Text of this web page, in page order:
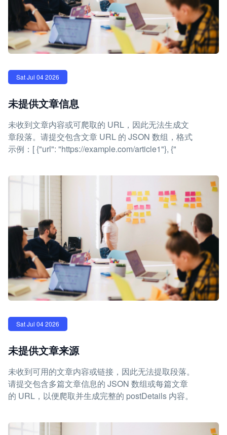
Sat Jul 04 2026
未提供文章信息
未收到文章内容或可爬取的 URL，因此无法生成文
章段落。请提交包含文章 URL 的 JSON 数组，格式
示例：[ {"url": "https://example.com/article1"}, {"
Sat Jul 04 2026
未提供文章来源
未收到可用的文章内容或链接，因此无法提取段落。
请提交包含多篇文章信息的 JSON 数组或每篇文章
的 URL，以便爬取并生成完整的 postDetails 内容。